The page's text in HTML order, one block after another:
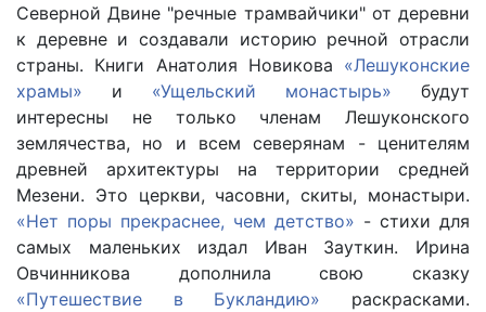
Северной Двине "речные трамвайчики" от деревни
к деревне и создавали историю речной отрасли
страны. Книги Анатолия Новикова «Лешуконские
храмы» и «Ущельский монастырь» будут
интересны не только членам Лешуконского
землячества, но и всем северянам - ценителям
древней архитектуры на территории средней
Мезени. Это церкви, часовни, скиты, монастыри.
«Нет поры прекраснее, чем детство» - стихи для
самых маленьких издал Иван Зауткин. Ирина
Овчинникова дополнила свою сказку
«Путешествие в Букландию» раскрасками.